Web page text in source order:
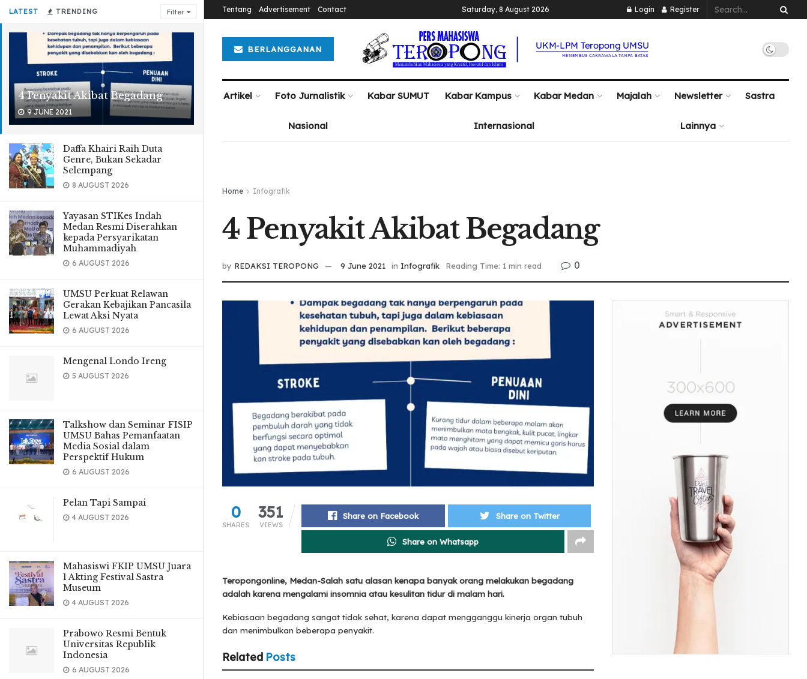
LATEST TRENDING Filter
4 Penyakit Akibat Begadang
9 JUNE 2021
Daffa Khairi Raih Duta
Genre, Bukan Sekadar
Selempang
8 AUGUST 2026
Yayasan STIKes Indah
Medan Resmi Diserahkan
kepada Persyarikatan
Muhammadiyah
6 AUGUST 2026
UMSU Perkuat Relawan
Gerakan Kebajikan Pancasila
Lewat Aksi Nyata
6 AUGUST 2026
Mengenal Londo Ireng
5 AUGUST 2026
Talkshow dan Seminar FISIP
UMSU Bahas Pemanfaatan
Media Sosial dalam
Perspektif Hukum
6 AUGUST 2026
Pelan Tapi Sampai
4 AUGUST 2026
Mahasiswi FKIP UMSU Juara
1 Akting Festival Sastra
Museum
4 AUGUST 2026
Prabowo Resmi Bentuk
Universitas Republik
Indonesia
6 AUGUST 2026
Tentang Advertisement Contact Saturday, 8 August 2026 Login Register
BERLANGGANAN
Artikel Foto Jurnalistik Kabar SUMUT Kabar Kampus Kabar Medan Majalah Newsletter Sastra
Nasional Internasional Lainnya
Home Infografik
4 Penyakit Akibat Begadang
by REDAKSI TEROPONG 9 June 2021 in Infografik Reading Time: 1 min read 0
0
SHARES
351
VIEWS
Share on Facebook Share on Twitter
Share on Whatsapp
Teropongonline, Medan-Salah satu alasan kenapa banyak orang melakukan begadang
adalah karena mengalami insomnia atau kesulitan tidur di malam hari.
Kebiasaan begadang sangat tidak sehat, karena dapat mengganggu kinerja organ tubuh
dan menimbulkan beberapa penyakit.
Related Posts